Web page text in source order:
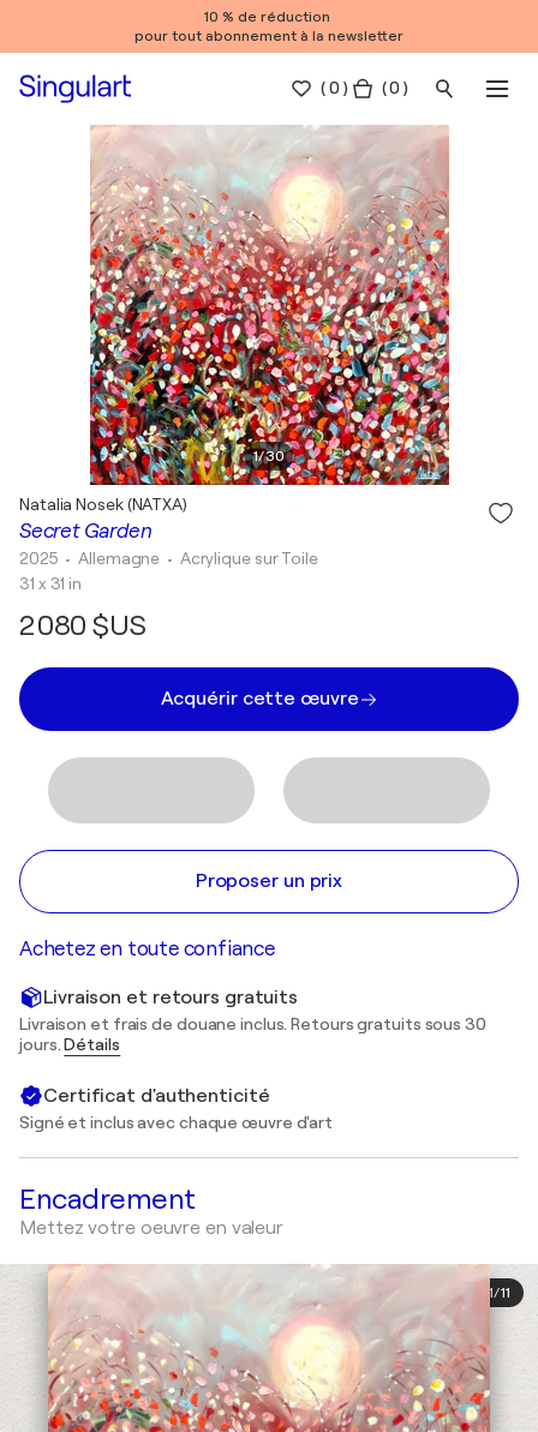
10 % de réduction
pour tout abonnement à la newsletter
(0 ) ( 0 )
1/30
Secret Garden
Natalia Nosek (NATXA)
2025 • Allemagne • Acrylique sur Toile
31 x 31 in
2 080 $US
Acquérir cette œuvre
Proposer un prix
Achetez en toute confiance
Livraison et retours gratuits
Livraison et frais de douane inclus. Retours gratuits sous 30
jours.Détails
Certificat d'authenticité
Signé et inclus avec chaque œuvre d'art
Encadrement
Mettez votre oeuvre en valeur
1/11